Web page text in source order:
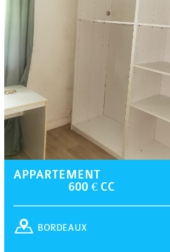
APPARTEMENT
600 € CC
BORDEAUX